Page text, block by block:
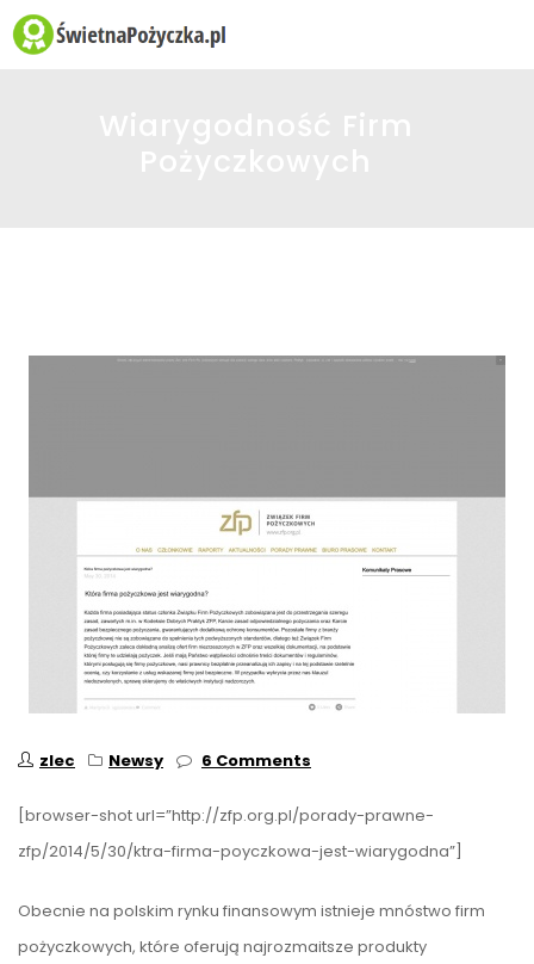
zlec Newsy 6 Comments
[browser-shot url=”http://zfp.org.pl/porady-prawne-
zfp/2014/5/30/ktra-firma-poyczkowa-jest-wiarygodna”]
Obecnie na polskim rynku finansowym istnieje mnóstwo firm
pożyczkowych, które oferują najrozmaitsze produkty